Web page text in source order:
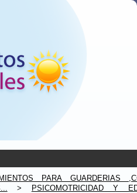
PARA GUARDERIAS
>
PSICOMOTRICIDAD Y